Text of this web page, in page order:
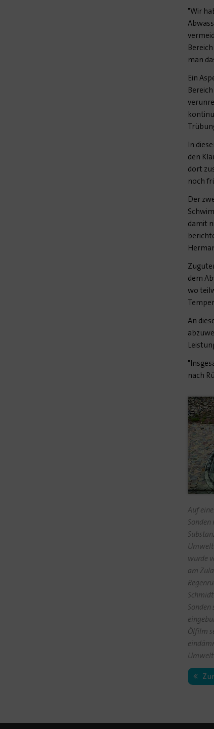
"Wir
man
Ein
In
den
dort
noch
Der
damit
dem
wo
An
nach
Auf
Umwelt
wurde
am
Ölfilm